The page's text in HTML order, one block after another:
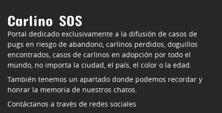
Carlino SOS
Portal dedicado exclusivamente a la difusión de casos de
pugs en riesgo de abandono, carlinos perdidos, doguillos
encontrados, casos de carlinos en adopción por todo el
mundo, no importa la ciudad, el país, el color o la edad.
También tenemos un apartado donde podemos recordar y
honrar la memoria de nuestros chatos.
Contáctanos a través de redes sociales